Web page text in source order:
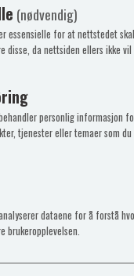
(nødvendig)
essensielle for at nettstedet
disse, da nettsiden ellers ikke
personlig informasjon
tjenester eller temaer som
dataene for å forstå
brukeropplevelsen.